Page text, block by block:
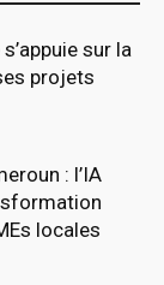
sur la
projets
: l’IA
locales